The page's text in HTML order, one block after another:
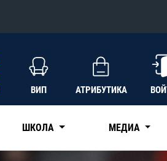
ВИП АТРИБУТИКА
ШКОЛА МЕДИА